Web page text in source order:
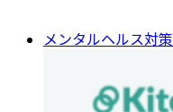
メンタルヘルス対策